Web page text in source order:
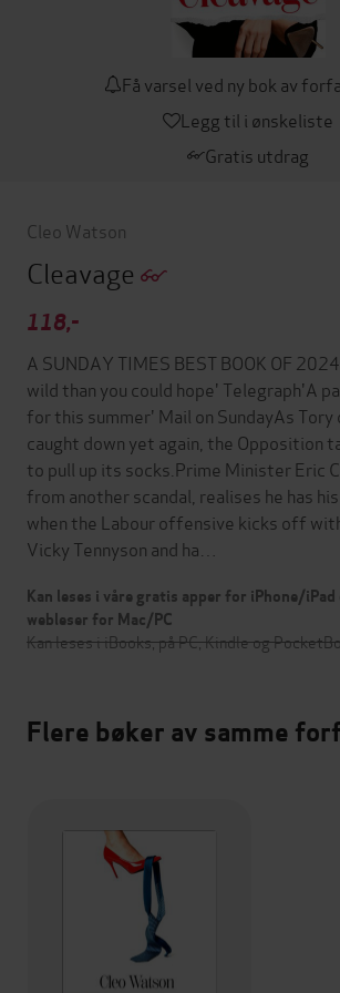
Få varsel ved ny bok av
Legg til i ønskeliste
Gratis utdrag
Cleo Watson
Cleavage
118,-
A SUNDAY TIMES BEST BOOK OF
wild than you could hope' Telegraph'A
for this summer' Mail on SundayAs Tory
caught down yet again, the Opposition
to pull up its socks.Prime Minister Eric
from another scandal, realises he has
when the Labour offensive kicks off
Vicky Tennyson and ha…
Kan leses i våre gratis apper for iPhone/
webleser for Mac/PC
Kan leses i iBooks, på PC, Kindle og
Flere bøker av samme